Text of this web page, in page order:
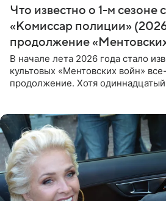
Что известно о 1-м сезоне
«Комиссар полиции»
продолжение
В начале лета 2026 года стало
культовых «Ментовских войн»
продолжение. Хотя одиннадцатый